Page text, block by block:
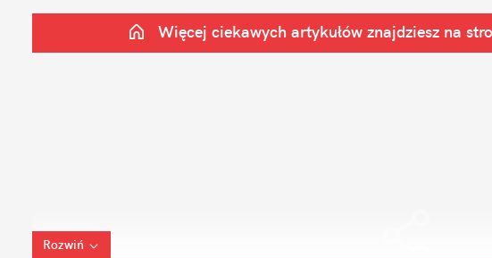
Więcej ciekawych artykułów znajdziesz na
Rozwiń